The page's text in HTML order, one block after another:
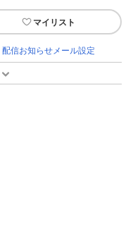
マイリスト
配信お知らせメール設定